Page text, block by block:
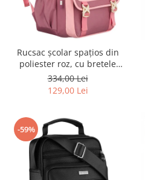
Rucsac școlar spațios din
poliester roz, cu bretele
reglabile - Peterson PTR-PTN
8610-1327 PINK
334,00 Lei
129,00 Lei
-59%